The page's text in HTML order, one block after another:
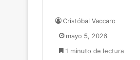
Cristóbal Vaccaro
mayo 5, 2026
1 minuto de lectura